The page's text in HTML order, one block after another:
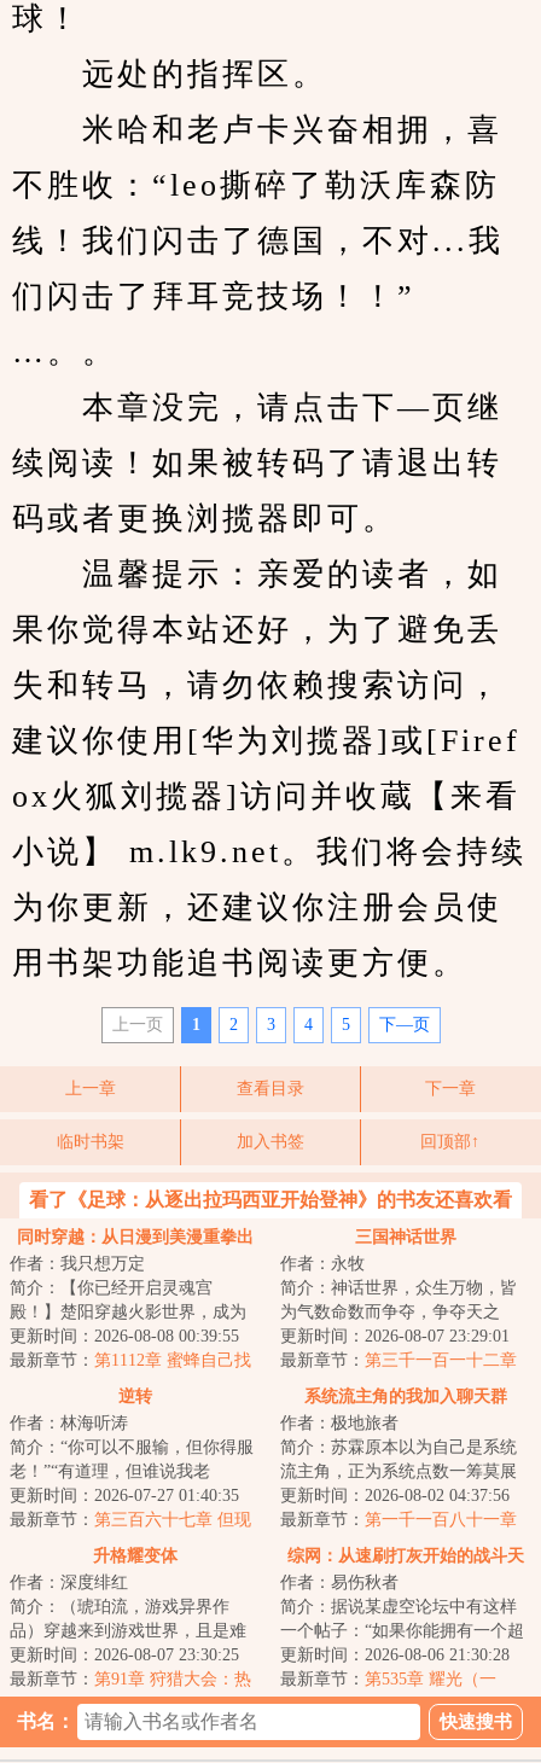
球！
远处的指挥区。
米哈和老卢卡兴奋相拥，喜
不胜收：“leo撕碎了勒沃库森防
线！我们闪击了德国，不对...我
们闪击了拜耳竞技场！！”
…。。
本章没完，请点击下—页继
续阅读！如果被转码了请退出转
码或者更换浏揽器即可。
温馨提示：亲爱的读者，如
果你觉得本站还好，为了避免丢
失和转马，请勿依赖搜索访问，
建议你使用[华为刘揽器]或[Firef
ox火狐刘揽器]访问并收蔵【来看
小说】 m.lk9.net。我们将会持续
为你更新，还建议你注册会员使
用书架功能追书阅读更方便。
上一页 1 2 3 4 5 下—页
上一章 查看目录 下一章
临时书架 加入书签 回顶部↑
看了《足球：从逐出拉玛西亚开始登神》的书友还喜欢看
同时穿越：从日漫到美漫重拳出
击
作者：我只想万定
简介：【你已经开启灵魂宫
殿！】楚阳穿越火影世界，成为
千手一族一员，但似乎穿越的有
点早，穿越忍村都还...
更新时间：2026-08-08 00:39:55
最新章节： 第1112章 蜜蜂自己找
三国神话世界
作者：永牧
简介：神话世界，众生万物，皆
为气数命数而争夺，争夺天之
运，臣之运，道之运，争为人上
人，但求长生不死...
更新时间：2026-08-07 23:29:01
最新章节： 第三千一百一十二章
【碎命之箭】
逆转
作者：林海听涛
简介：“你可以不服输，但你得服
老！”“有道理，但谁说我老
了？”这是一个老家伙在职业生涯
的伤停补时完...
更新时间：2026-07-27 01:40:35
最新章节： 第三百六十七章 但现
系统流主角的我加入聊天群
作者：极地旅者
简介：苏霖原本以为自己是系统
流主角，正为系统点数一筹莫展
之际。一声提示告知他加入了聊
天群。“苏霖、...
更新时间：2026-08-02 04:37:56
最新章节： 第一千一百八十一章
仙刀奇侠传
升格耀变体
作者：深度绯红
简介：（琥珀流，游戏异界作
品）穿越来到游戏世界，且是难
度最高、生存环境最恶劣的两极
争霸版本。这是最...
更新时间：2026-08-07 23:30:25
最新章节： 第91章 狩猎大会：热
综网：从速刷打灰开始的战斗天
选
作者：易伤秋者
简介：据说某虚空论坛中有这样
一个帖子：“如果你能拥有一个超
凡职业的能力，你愿意选择什
么“对于刚刷完...
更新时间：2026-08-06 21:30:28
最新章节： 第535章 耀光（一
更！）
书名：